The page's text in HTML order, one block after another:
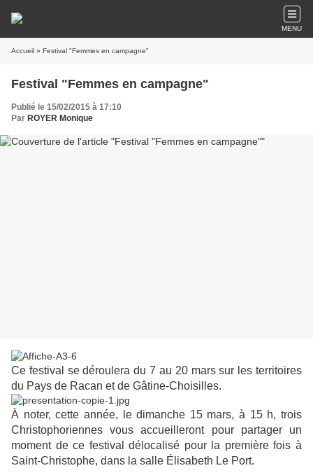
MENU
Accueil » Festival "Femmes en campagne"
Festival "Femmes en campagne"
Publié le 15/02/2015 à 17:10
Par ROYER Monique
Ce festival se déroulera du 7 au 20 mars sur les territoires
du Pays de Racan et de Gâtine-Choisilles.
À noter, cette année, le dimanche 15 mars, à 15 h, trois
Christophoriennes vous accueilleront pour partager un
moment de ce festival délocalisé pour la première fois à
Saint-Christophe, dans la salle Élisabeth Le Port.